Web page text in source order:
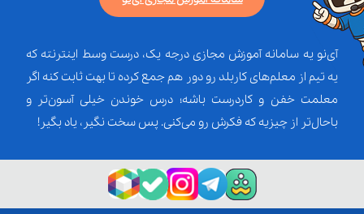
آی‌نو یه سامانه آموزش مجازی درجه یک، درست وسط اینترنته که
یه تیم از معلم‌‌های کاربلد رو دور هم جمع کرده تا بهت ثابت کنه اگر
معلمت خفن و کاردرست باشه؛ درس خوندن خیلی آسون‌تر و
باحال‌تر از چیزیه که فکرش رو می‌کنی. پس سخت نگیر، یاد بگیر!